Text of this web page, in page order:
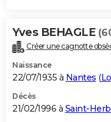
Yves BEHAGLE
Créer une cagnotte
Naissance
22/07/1935 à Nantes (
Décès
21/02/1996 à Saint-